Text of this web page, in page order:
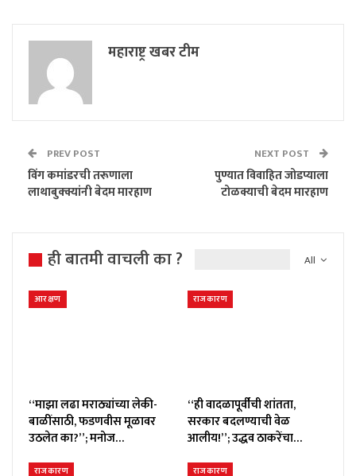
महाराष्ट्र खबर टीम
PREV POST
विंग कमांडरची तरूणाला
लाथाबुक्क्यांनी बेदम मारहाण
NEXT POST
पुण्यात विवाहित जोडप्याला
टोळक्याची बेदम मारहाण
All
ही बातमी वाचली का ?
आरक्षण
“माझा लढा मराठ्यांच्या लेकी-
बाळींसाठी, फडणवीस मूळावर
उठलेत का?”; मनोज…
राजकारण
“ही वादळापूर्वीची शांतता,
सरकार बदलण्याची वेळ
आलीय!”; उद्धव ठाकरेंचा…
राजकारण राजकारण